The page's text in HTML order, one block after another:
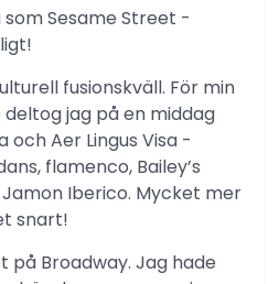
Sesame Street -
fusionskväll. För min
jag på en middag
Aer Lingus Visa -
flamenco, Bailey’s
Iberico. Mycket mer
snart!
på Broadway. Jag hade